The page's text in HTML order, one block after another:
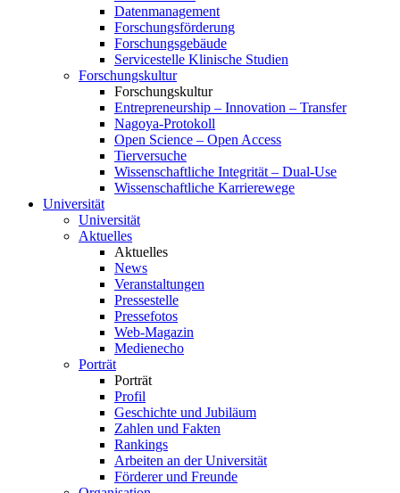
Datenmanagement
Forschungsförderung
Forschungsgebäude
Servicestelle Klinische Studien
Forschungskultur
Forschungskultur
Entrepreneurship – Innovation – Transfer
Nagoya-Protokoll
Open Science – Open Access
Tierversuche
Wissenschaftliche Integrität – Dual-Use
Wissenschaftliche Karrierewege
Universität
Universität
Aktuelles
Aktuelles
News
Veranstaltungen
Pressestelle
Pressefotos
Web-Magazin
Medienecho
Porträt
Porträt
Profil
Geschichte und Jubiläum
Zahlen und Fakten
Rankings
Arbeiten an der Universität
Förderer und Freunde